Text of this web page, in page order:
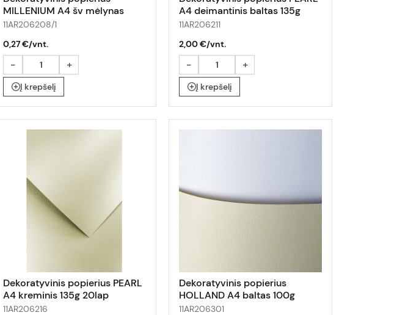
MILLENIUM A4 šv mėlynas
100g 1lap
11AR206208/1
0,27 €/vnt.
- +
Į krepšelį
A4 deimantinis baltas 135g
20lap
11AR206211
2,00 €/vnt.
- +
Į krepšelį
Dekoratyvinis popierius PEARL
A4 kreminis 135g 20lap
11AR206216
Dekoratyvinis popierius
HOLLAND A4 baltas 100g
50lap
11AR206301